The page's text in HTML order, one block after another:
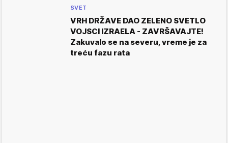
SVET
VRH DRŽAVE DAO ZELENO SVETLO
VOJSCI IZRAELA - ZAVRŠAVAJTE!
Zakuvalo se na severu, vreme je za
treću fazu rata